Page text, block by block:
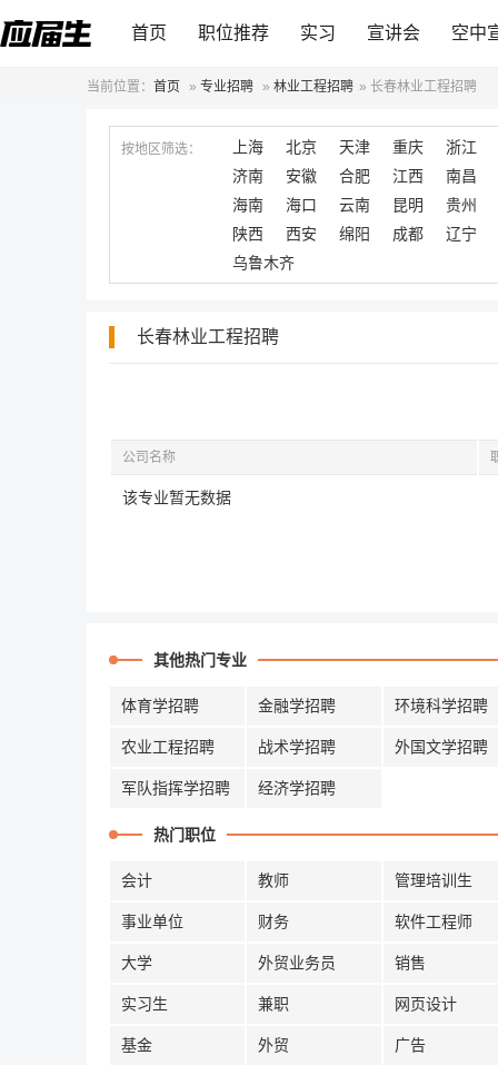
首页 职位推荐 实习 宣讲会 空中
当前位置： 首页 » 专业招聘 » 林业工程招聘 » 长春林业工程招聘
按地区筛选： 上海 北京 天津 重庆
浙江
济南
安徽 合肥 江西
南昌
海南
海口 云南 昆明
贵州
陕西
西安 绵阳 成都
辽宁
乌鲁木齐
长春林业工程招聘
公司名称
该专业暂无数据
其他热门专业
体育学招聘 金融学招聘 环境科学招聘
农业工程招聘 战术学招聘 外国文学招聘
军队指挥学招聘 经济学招聘
热门职位
会计 教师 管理培训生
事业单位 财务 软件工程师
大学 外贸业务员 销售
实习生 兼职 网页设计
基金 外贸 广告